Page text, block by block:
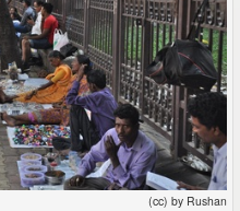
(cc) by Rushan